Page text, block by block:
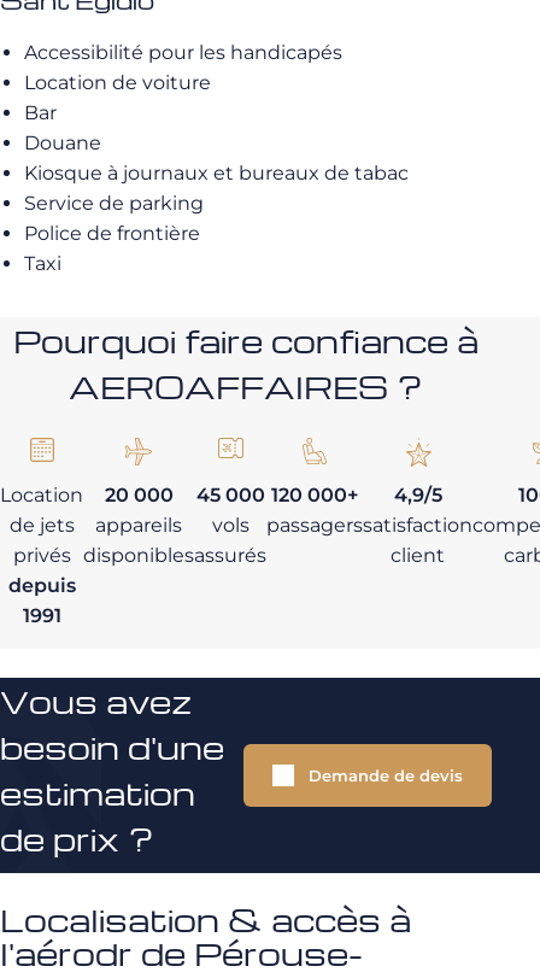
Accessibilité pour les handicapés
Location de voiture
Bar
Douane
Kiosque à journaux et bureaux de tabac
Service de parking
Police de frontière
Taxi
Pourquoi faire confiance à
AEROAFFAIRES ?
Location
de jets
privés
depuis
1991
20 000
appareils
disponibles
45 000
vols
assurés
120 000+
passagers
4,9/5
satisfaction
client
Vous avez
besoin d'une
estimation
de prix ?
Demande de devis
Localisation & accès à
l'aérodr de Pérouse-